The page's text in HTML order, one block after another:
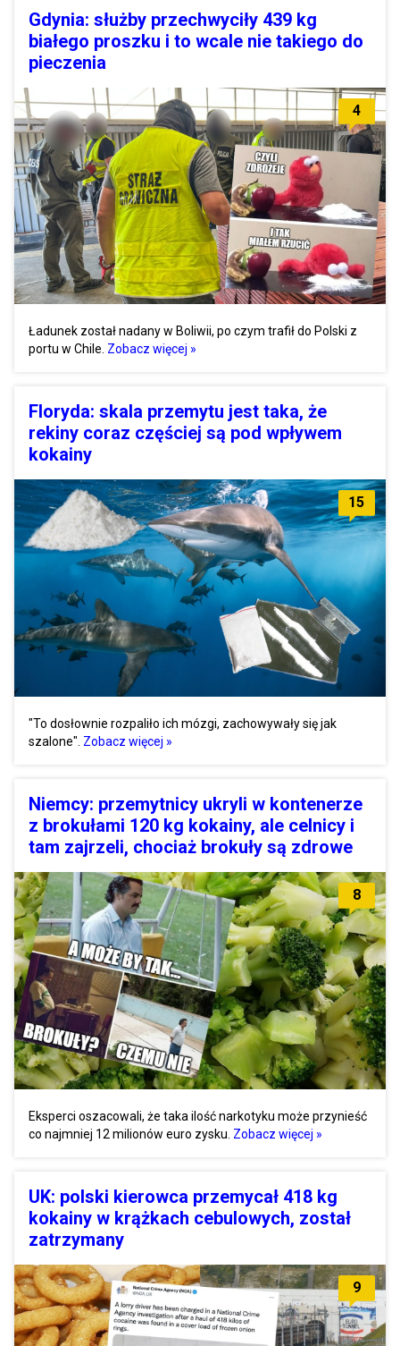
Gdynia: służby przechwyciły 439 kg
białego proszku i to wcale nie takiego do
pieczenia
4
Ładunek został nadany w Boliwii, po czym trafił do Polski z
portu w Chile. Zobacz więcej »
Floryda: skala przemytu jest taka, że
rekiny coraz częściej są pod wpływem
kokainy
15
"To dosłownie rozpaliło ich mózgi, zachowywały się jak
szalone". Zobacz więcej »
Niemcy: przemytnicy ukryli w kontenerze
z brokułami 120 kg kokainy, ale celnicy i
tam zajrzeli, chociaż brokuły są zdrowe
8
Eksperci oszacowali, że taka ilość narkotyku może przynieść
co najmniej 12 milionów euro zysku. Zobacz więcej »
UK: polski kierowca przemycał 418 kg
kokainy w krążkach cebulowych, został
zatrzymany
9